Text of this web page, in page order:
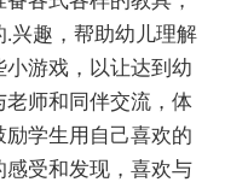
兴趣，帮助幼儿理解
游戏，以让达到幼
老师和同伴交流，体
学生用自己喜欢的
受和发现，喜欢与